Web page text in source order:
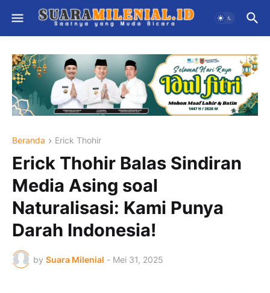
Beranda Erick Thohir
Erick Thohir Balas Sindiran
Media Asing soal
Naturalisasi: Kami Punya
Darah Indonesia!
by Suara Milenial - Mei 31, 2025